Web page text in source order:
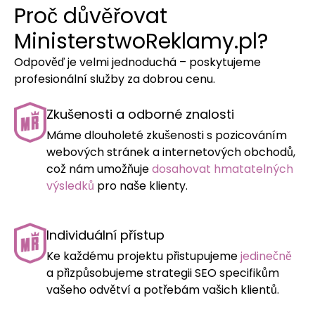
Proč důvěřovat
MinisterstwoReklamy.pl?
Odpověď je velmi jednoduchá – poskytujeme
profesionální služby za dobrou cenu.
Zkušenosti a odborné znalosti
Máme dlouholeté zkušenosti s pozicováním
webových stránek a internetových obchodů,
což nám umožňujedosahovat hmatatelných
výsledků pro naše klienty.
Individuální přístup
Ke každému projektu přistupujemejedinečně
a přizpůsobujeme strategii SEO specifikům
vašeho odvětví a potřebám vašich klientů.